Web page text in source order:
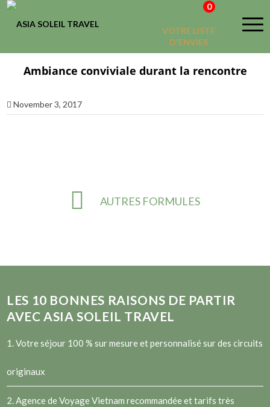
VOTRE LISTE
D'ENVIES
0
Ambiance conviviale durant la rencontre
November 3, 2017
AUTRES FORMULES
LES 10 BONNES RAISONS DE PARTIR
AVEC ASIA SOLEIL TRAVEL
1. Votre séjour 100 % sur mesure et personnalisé sur des circuits
originaux
2.Agence de Voyage Vietnam recommandée et tarifs très